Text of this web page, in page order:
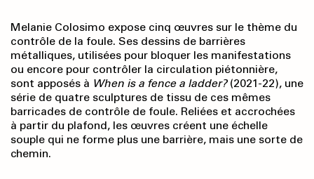
Melanie Colosimo expose cinq œuvres sur le thème du
contrôle de la foule. Ses dessins de barrières
métalliques, utilisées pour bloquer les manifestations
ou encore pour contrôler la circulation piétonnière,
sont apposés à When is a fence a ladder?(2021-22), une
série de quatre sculptures de tissu de ces mêmes
barricades de contrôle de foule. Reliées et accrochées
à partir du plafond, les œuvres créent une échelle
souple qui ne forme plus une barrière, mais une sorte de
chemin.